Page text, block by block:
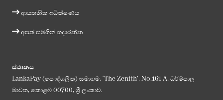
ආයතනික අධීක්ෂණය
අපත් සමගින් හදාරන්න
ස්ථානය
LankaPay (පෞද්ගලික) සමාගම, ‘The Zenith', No.161 A, ධර්මපාල
මාවත, කොළඹ 00700, ශ්‍රී ලංකාව.